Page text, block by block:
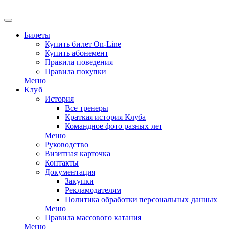
Билеты
Купить билет On-Line
Купить абонемент
Правила поведения
Правила покупки
Меню
Клуб
История
Все тренеры
Краткая история Клуба
Командное фото разных лет
Меню
Руководство
Визитная карточка
Контакты
Документация
Закупки
Рекламодателям
Политика обработки персональных данных
Меню
Правила массового катания
Меню